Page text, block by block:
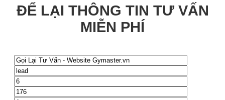
ĐỂ LẠI THÔNG TIN TƯ VẤN
MIỄN PHÍ